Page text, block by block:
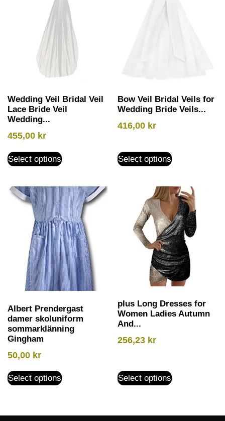
Wedding Veil Bridal Veil
Lace Bride Veil
Wedding...
455,00 kr
Select options
Bow Veil Bridal Veils for
Wedding Bride Veils...
416,00 kr
Select options
Albert Prendergast
damer skoluniform
sommarklänning
Gingham
50,00 kr
Select options
plus Long Dresses for
Women Ladies Autumn
And...
256,23 kr
Select options